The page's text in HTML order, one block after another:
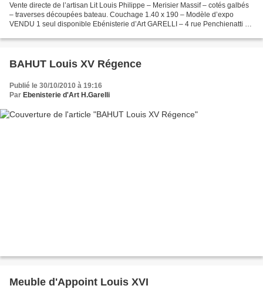
Vente directe de l’artisan Lit Louis Philippe – Merisier Massif – cotés galbés
– traverses découpées bateau. Couchage 1.40 x 190 – Modèle d’expo
VENDU 1 seul disponible Ebénisterie d’Art GARELLI – 4 rue Penchienatti –
BAHUT Louis XV Régence
Publié le 30/10/2010 à 19:16
Par Ebenisterie d'Art H.Garelli
Meuble d'Appoint Louis XVI